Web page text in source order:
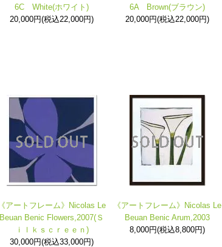
6C White(ホワイト)
20,000円(税込22,000円)
6A Brown(ブラウン)
20,000円(税込22,000円)
《アートフレーム》Nicolas Le
Beuan Benic Flowers,2007(Ｓ
ｉｌｋｓｃｒｅｅｎ)
30,000円(税込33,000円)
《アートフレーム》Nicolas Le
Beuan Benic Arum,2003
8,000円(税込8,800円)